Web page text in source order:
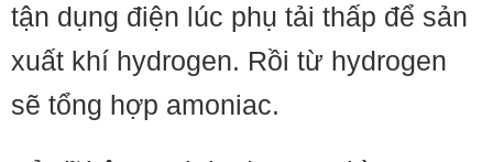
tận dụng điện lúc phụ tải thấp để sản
xuất khí hydrogen. Rồi từ hydrogen
sẽ tổng hợp amoniac.